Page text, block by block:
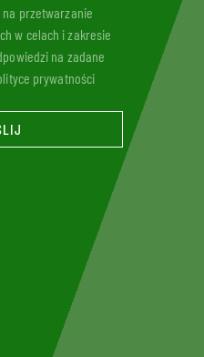
przetwarzanie
w celach i zakresie
na zadane
prywatności